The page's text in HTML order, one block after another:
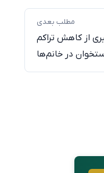
مطلب بعدی
از کاهش تراکم
در خانم‌ها